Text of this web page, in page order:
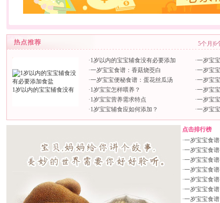
5个月 6
1岁以内的宝宝辅食没有
·1岁以内的宝宝辅食没有必要添加
·一岁宝宝食谱：香菇烧茭白
·一岁宝宝便秘食谱：蛋花丝瓜汤
·1岁宝宝怎样喂养？
·1岁宝宝营养需求特点
·1岁宝宝辅食应如何添加？
·一岁宝
·一岁宝
·一岁宝
·一岁宝
·一岁宝
·一岁宝
点击排行榜
·一岁宝宝食
·一岁宝宝食
·一岁宝宝食
·一岁宝宝食
·一岁宝宝食
·一岁宝宝食
·一岁宝宝食